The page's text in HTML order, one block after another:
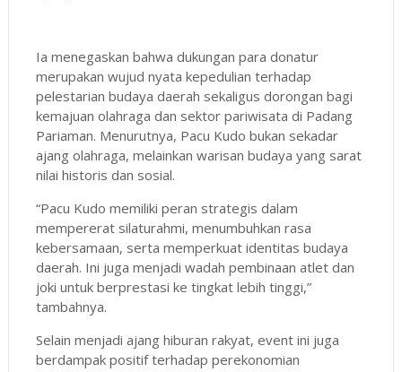
Ia menegaskan bahwa dukungan para donatur
merupakan wujud nyata kepedulian terhadap
pelestarian budaya daerah sekaligus dorongan bagi
kemajuan olahraga dan sektor pariwisata di Padang
Pariaman. Menurutnya, Pacu Kudo bukan sekadar
ajang olahraga, melainkan warisan budaya yang sarat
nilai historis dan sosial.
“Pacu Kudo memiliki peran strategis dalam
mempererat silaturahmi, menumbuhkan rasa
kebersamaan, serta memperkuat identitas budaya
daerah. Ini juga menjadi wadah pembinaan atlet dan
joki untuk berprestasi ke tingkat lebih tinggi,”
tambahnya.
Selain menjadi ajang hiburan rakyat, event ini juga
berdampak positif terhadap perekonomian